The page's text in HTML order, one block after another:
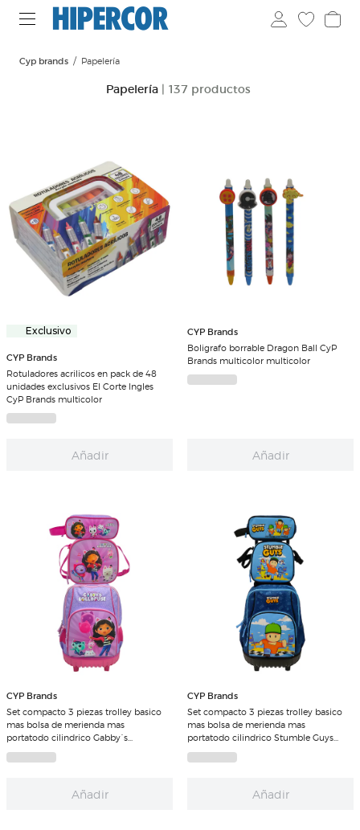
Cyp brands Papelería
Papelería | 137 productos
Exclusivo
CYP Brands
Rotuladores acrilicos en pack de 48
unidades exclusivos El Corte Ingles
CyP Brands multicolor
Añadir
CYP Brands
Boligrafo borrable Dragon Ball CyP
Brands multicolor multicolor
Añadir
CYP Brands
Set compacto 3 piezas trolley basico
mas bolsa de merienda mas
portatodo cilindrico Gabby´s
Dollhouse CyP Brands lila multicolor
Añadir
CYP Brands
Set compacto 3 piezas trolley basico
mas bolsa de merienda mas
portatodo cilindrico Stumble Guys
CyP Brands azul multicolor
Añadir